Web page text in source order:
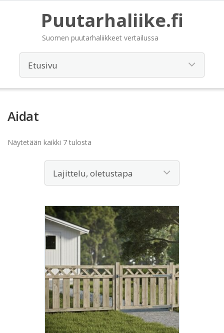
Puutarhaliike.fi
Suomen puutarhaliikkeet vertailussa
Aidat
Näytetään kaikki 7 tulosta